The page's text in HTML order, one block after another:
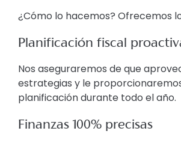
¿Cómo lo hacemos? Ofrecemos
Planificación fiscal
Nos aseguraremos de que
estrategias y le
planificación durante todo el año.
Finanzas 100% precisas